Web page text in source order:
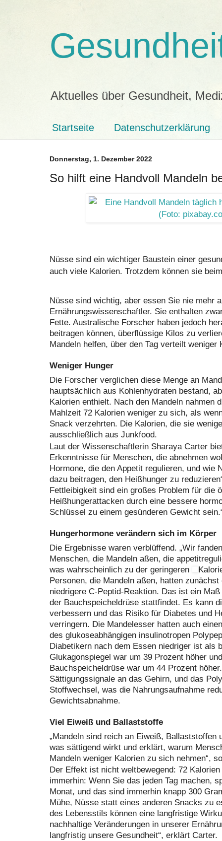
Aktuelles über Gesundheit,
Startseite Datenschutzerklärung
Donnerstag, 1. Dezember 2022
So hilft eine Handvoll Mandeln
Nüsse sind ein wichtiger Baustein einer
auch viele Kalorien. Trotzdem können sie
Nüsse sind wichtig, aber essen Sie nie mehr
Ernährungswissenschaftler. Sie enthalten
Fette. Australische Forscher haben jedoch
beitragen können, überflüssige Kilos zu
Mandeln helfen, über den Tag verteilt
Weniger Hunger
Die Forscher verglichen diese Menge an
hauptsächlich aus Kohlenhydraten bestand,
Kalorien enthielt. Nach den Mandeln nahmen
Mahlzeit 72 Kalorien weniger zu sich, als
Snack verzehrten. Die Kalorien, die sie
ausschließlich aus Junkfood.
Laut der Wissenschaftlerin Sharaya Carter
Erkenntnisse für Menschen, die abnehmen
Hormone, die den Appetit regulieren, und wie
dazu beitragen, den Heißhunger zu
Fettleibigkeit sind ein großes Problem für die
Heißhungerattacken durch eine bessere
Schlüssel zu einem gesünderen Gewicht
Hungerhormone verändern sich im Körper
Die Ergebnisse waren verblüffend. „Wir
Menschen, die Mandeln aßen, die
was wahrscheinlich zu der geringeren
Personen, die Mandeln aßen, hatten
niedrigere C-Peptid-Reaktion. Das ist ein
der Bauchspeicheldrüse stattfindet. Es kann
verbessern und das Risiko für Diabetes und
verringern. Die Mandelesser hatten auch
des glukoseabhängigen insulinotropen
Diabetikern nach dem Essen niedriger ist als
Glukagonspiegel war um 39 Prozent höher
Bauchspeicheldrüse war um 44 Prozent
Sättigungssignale an das Gehirn, und das
Stoffwechsel, was die Nahrungsaufnahme
Gewichtsabnahme.
Viel Eiweiß und Ballaststoffe
„Mandeln sind reich an Eiweiß, Ballaststoffen
was sättigend wirkt und erklärt, warum
Mandeln weniger Kalorien zu sich nehmen“,
Der Effekt ist nicht weltbewegend: 72
immerhin: Wenn Sie das jeden Tag machen,
Monat, und das sind immerhin knapp 300
Mühe, Nüsse statt eines anderen Snacks zu
des Lebensstils können eine langfristige
nachhaltige Veränderungen in unserer
langfristig unsere Gesundheit“, erklärt Carter.